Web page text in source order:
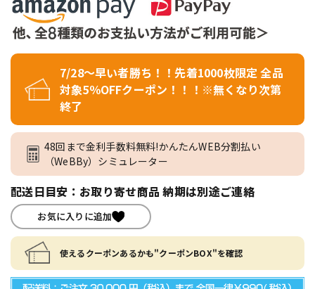
7/28～早い者勝ち！！先着1000枚限定 全品
対象5％OFFクーポン！！！※無くなり次第
終了
48回まで金利手数料無料!かんたんWEB分割払い
（WeBBy）シミュレーター
配送日目安：お取り寄せ商品 納期は別途ご連絡
お気に入りに追加
使えるクーポンあるかも"クーポンBOX"を確認